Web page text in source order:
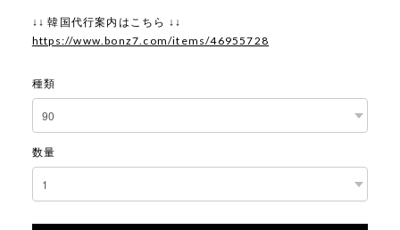
↓↓ 韓国代行案内はこちら ↓↓
https://www.bonz7.com/items/46955728
種類
数量